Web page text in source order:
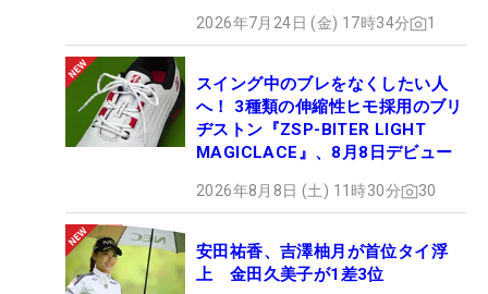
くなりたい。ゴルフ脳が。なので今回の中継を見
て、石井さんのコメントを聞いて学んでこれからに
つなげたいです」と課題。最大の目標であるプロテ
スト合格に向けて着々と準備を整えていく。（文・
高木彩音）
2026年7月24日 (金) 17時34分 1
スイング中のブレをなくしたい人
へ！ 3種類の伸縮性ヒモ採用のブリ
ヂストン『ZSP-BITER LIGHT
MAGICLACE』、8月8日デビュー
2026年8月8日 (土) 11時30分 30
安田祐香、吉澤柚月が首位タイ浮
上 金田久美子が1差3位